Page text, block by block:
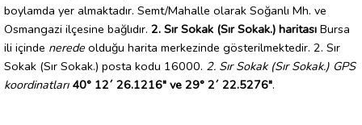
boylamda yer almaktadır. Semt/Mahalle olarak Soğanlı Mh. ve
Osmangazi ilçesine bağlıdır. 2. Sır Sokak (Sır Sokak.) haritası Bursa
ili içinde nerede olduğu harita merkezinde gösterilmektedir. 2. Sır
Sokak (Sır Sokak.) posta kodu 16000. 2. Sır Sokak (Sır Sokak.) GPS
koordinatları 40° 12´ 26.1216" ve 29° 2´ 22.5276".